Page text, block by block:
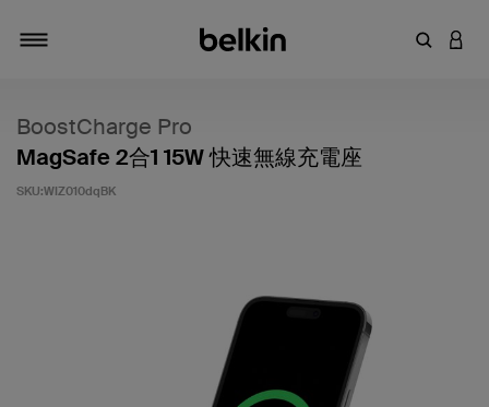
輸入關鍵
登入
BoostCharge Pro
MagSafe 2合1 15W 快速無線充電座
SKU:WIZ010dqBK